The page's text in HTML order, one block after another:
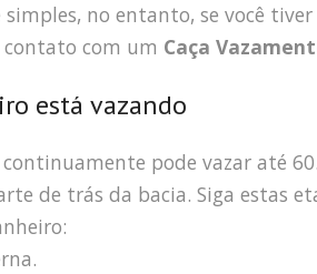
no entanto, se você
com um Caça
está vazando
pode vazar até
de trás da bacia. Siga estas